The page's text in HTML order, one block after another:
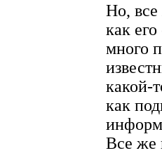
Но, все
как
много
какой-
как
Все же